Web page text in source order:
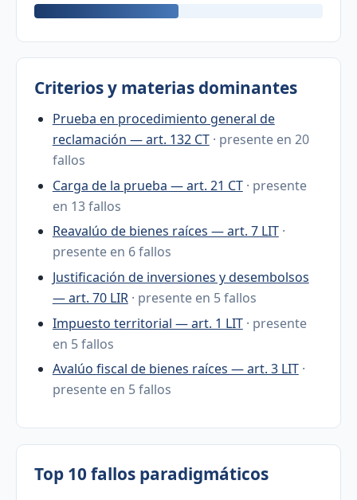
Criterios y materias dominantes
Prueba en procedimiento general de
reclamación — art. 132 CT · presente en 20
fallos
Carga de la prueba — art. 21 CT · presente
en 13 fallos
Reavalúo de bienes raíces — art. 7 LIT ·
presente en 6 fallos
Justificación de inversiones y desembolsos
— art. 70 LIR · presente en 5 fallos
Impuesto territorial — art. 1 LIT · presente
en 5 fallos
Avalúo fiscal de bienes raíces — art. 3 LIT ·
presente en 5 fallos
Top 10 fallos paradigmáticos